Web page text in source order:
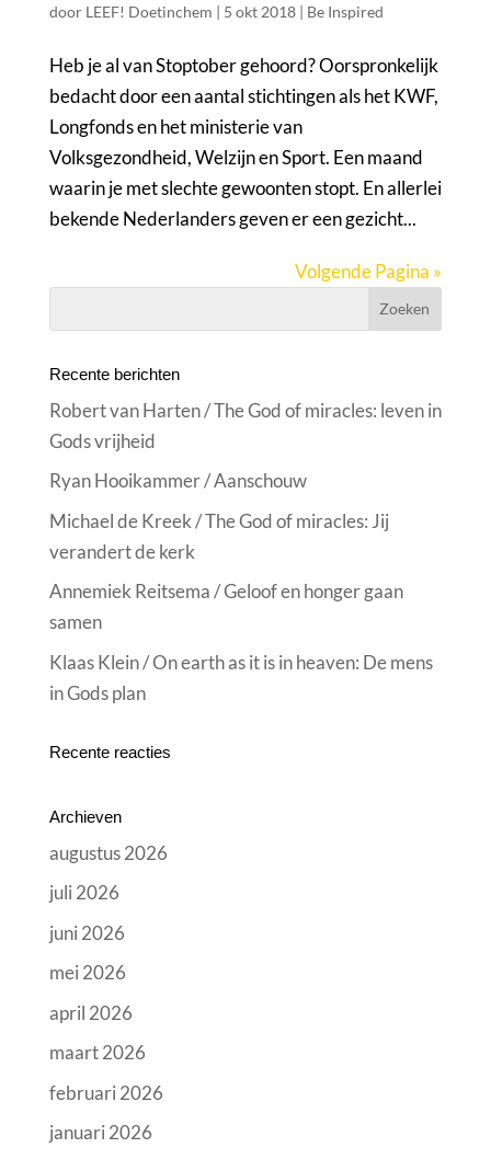
door LEEF! Doetinchem | 5 okt 2018| Be Inspired
Heb je al van Stoptober gehoord? Oorspronkelijk
bedacht door een aantal stichtingen als het KWF,
Longfonds en het ministerie van
Volksgezondheid, Welzijn en Sport. Een maand
waarin je met slechte gewoonten stopt. En allerlei
bekende Nederlanders geven er een gezicht...
Volgende Pagina »
Recente berichten
Robert van Harten / The God of miracles: leven in
Gods vrijheid
Ryan Hooikammer / Aanschouw
Michael de Kreek / The God of miracles: Jij
verandert de kerk
Annemiek Reitsema / Geloof en honger gaan
samen
Klaas Klein / On earth as it is in heaven: De mens
in Gods plan
Recente reacties
Archieven
augustus 2026
juli 2026
juni 2026
mei 2026
april 2026
maart 2026
februari 2026
januari 2026